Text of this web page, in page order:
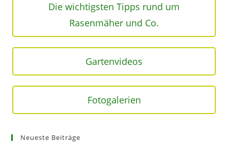
Die wichtigsten Tipps rund um
Rasenmäher und Co.
Gartenvideos
Fotogalerien
Neueste Beiträge